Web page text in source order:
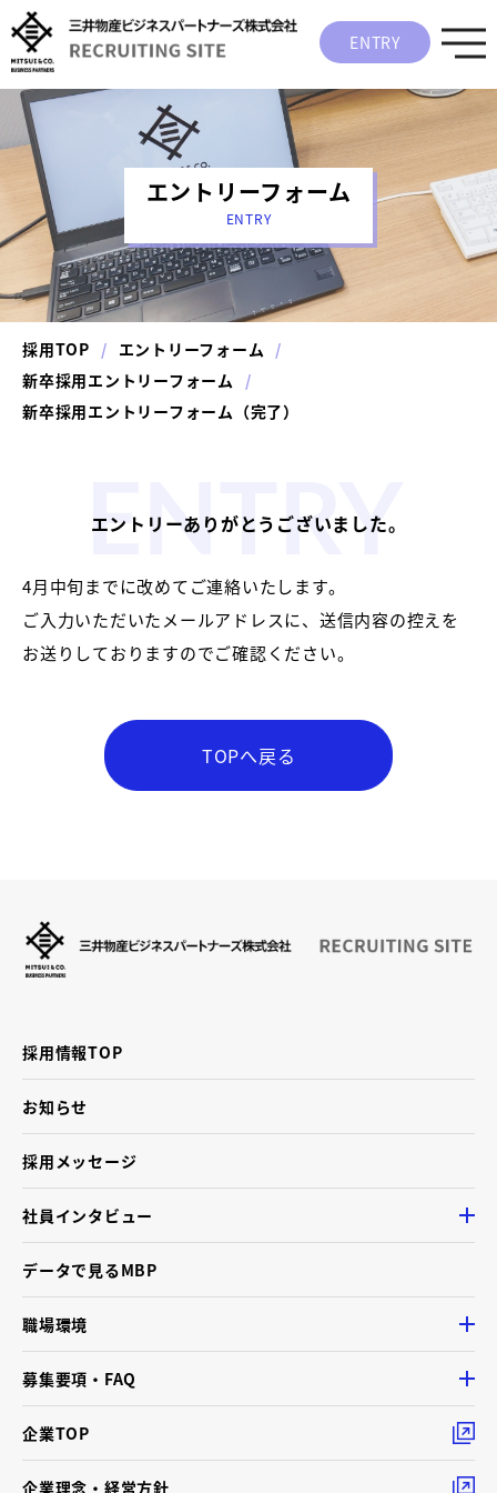
ENTRY
エントリーフォーム
ENTRY
採用TOP
エントリーフォーム
新卒採用エントリーフォーム
新卒採用エントリーフォーム（完了）
エントリーありがとうございました。
4月中旬までに改めてご連絡いたします。
ご入力いただいたメールアドレスに、送信内容の控えを
お送りしておりますのでご確認ください。
TOPへ戻る
採用情報TOP
お知らせ
採用メッセージ
社員インタビュー
データで見るMBP
職場環境
募集要項・FAQ
企業TOP
企業理念・経営方針